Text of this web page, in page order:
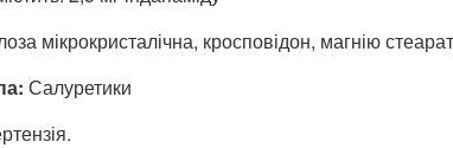
мікрокристалічна, кросповідон, магнію
Салуретики